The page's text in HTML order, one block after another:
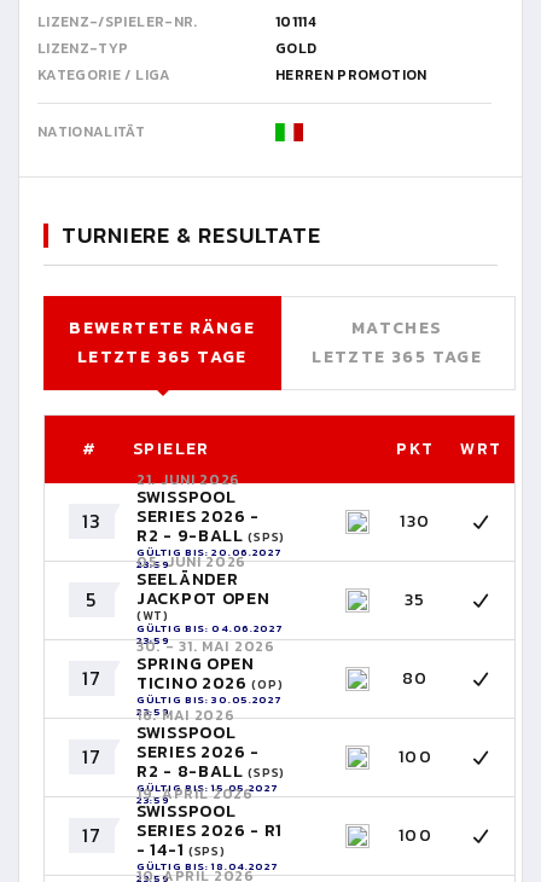
LIZENZ-/SPIELER-NR.
101114
LIZENZ-TYP
GOLD
KATEGORIE / LIGA
HERREN PROMOTION
NATIONALITÄT
TURNIERE & RESULTATE
BEWERTETE RÄNGE
LETZTE 365 TAGE
MATCHES
LETZTE 365 TAGE
# SPIELER PKT WRT
13
21. JUNI 2026
SWISSPOOL
SERIES 2026 -
R2 - 9-BALL(SPS)
GÜLTIG BIS: 20.06.2027
23:59
130
5
05. JUNI 2026
SEELÄNDER
JACKPOT OPEN
(WT)
GÜLTIG BIS: 04.06.2027
23:59
35
17
30. - 31. MAI 2026
SPRING OPEN
TICINO 2026(OP)
GÜLTIG BIS: 30.05.2027
23:59
80
17
16. MAI 2026
SWISSPOOL
SERIES 2026 -
R2 - 8-BALL(SPS)
GÜLTIG BIS: 15.05.2027
23:59
100
17
19. APRIL 2026
SWISSPOOL
SERIES 2026 - R1
- 14-1 (SPS)
GÜLTIG BIS: 18.04.2027
100
10. APRIL 2026